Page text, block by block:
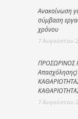
Ανακοίνωση
σύμβαση
χρόνου
7 Αυγούστου
ΠΡΟΣΩΡΙΝΟΣ
7 Αυγούστου